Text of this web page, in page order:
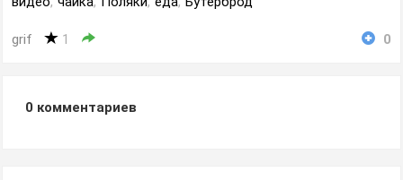
grif 1 0
0 комментариев